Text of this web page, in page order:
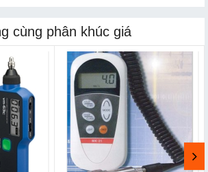
cùng phân khúc giá